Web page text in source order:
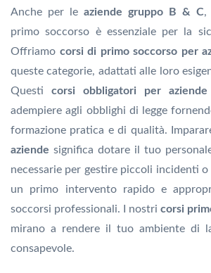
Anche per le aziende gruppo B & C,
primo soccorso è essenziale per la
Offriamo corsi di primo soccorso per
queste categorie, adattati alle loro
Questi corsi obbligatori per aziende
adempiere agli obblighi di legge
formazione pratica e di qualità.
aziende significa dotare il tuo
necessarie per gestire piccoli incidenti
un primo intervento rapido e
soccorsi professionali. I nostri corsi
mirano a rendere il tuo ambiente di
consapevole.